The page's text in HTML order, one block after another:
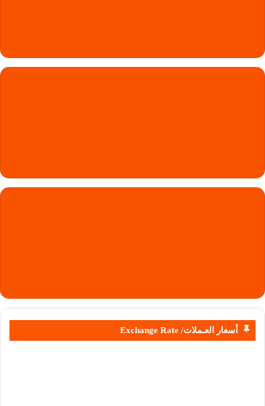
أسعار العـملات/ Exchange Rate